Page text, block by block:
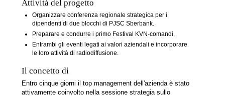
Informazioni generali
Attività del progetto
Organizzare conferenza regionale strategica per i
dipendenti di due blocchi di PJSC Sberbank.
Entrambi gli eventi legati ai valori aziendali e incorporare